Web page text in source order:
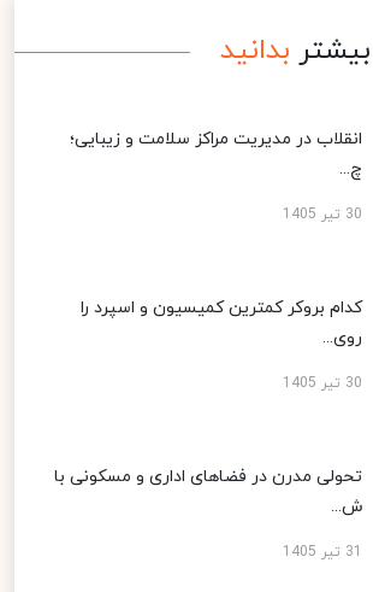
بیشتر بدانید
انقلاب در مدیریت مراکز سلامت و زیبایی؛
چ...
30 تیر 1405
کدام بروکر کمترین کمیسیون و اسپرد را
روی...
30 تیر 1405
تحولی مدرن در فضاهای اداری و مسکونی با
ش...